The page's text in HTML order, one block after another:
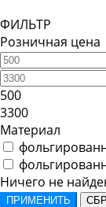
ФИЛЬТР
Розничная цена
500
3300
Материал
Ничего не
ПРИМЕНИТЬ